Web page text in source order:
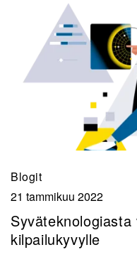
Blogit
21 tammikuu 2022
kilpailukyvylle